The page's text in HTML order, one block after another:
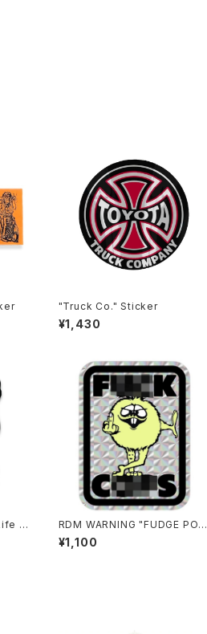
"Truck Co." Sticker
¥1,430
G
RDM WARNING "FUDGE POP
O" Sticker
¥1,100